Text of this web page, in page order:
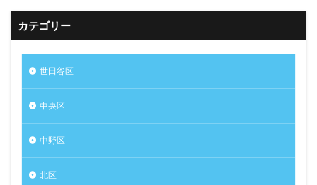
カテゴリー
世田谷区
中央区
中野区
北区